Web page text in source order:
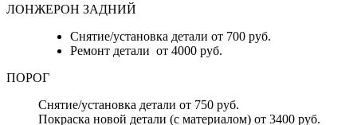
ЛОНЖЕРОН ЗАДНИЙ
Снятие/установка детали от 700 руб.
Ремонт детали от 4000 руб.
ПОРОГ
Снятие/установка детали от 750 руб.
Покраска новой детали (с материалом) от 3400 руб.